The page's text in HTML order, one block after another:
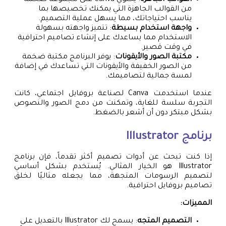
من القوالب الجاهزة التي يمكنك تخصيصها بما
يناسب احتياجاتك، مما يسهل عملية التصميم.
واجهة استخدام بسيطة: تتميز واجهته بسهولة
الاستخدام مما يساعدك على إنشاء تصاميم احترافية
في وقت قصير.
مكتبة الصور والأيقونات: يوفر البرنامج مكتبة ضخمة
من الصور الخفيفة والأيقونات التي تساعدك في إضافة
لمسة جمالية لتصاميمك.
عندما استخدمت Canva لصناعة بروفايل اجتماعي، كانت
التجربة سلسة للغاية، وتمكنت من دمج الصور والنصوص
بشكل مبتكر دون أن أشعر بالضغط.
برنامج Illustrator
إذا كنت تبحث عن أدوات تصميم أكثر تقدماً، فإن برنامج
Illustrator هو الخيار المثالي. يُستخدم بشكل أساسي
لتصميم الرسومات المتجهة، مما يجعله مثاليًا لخلق
تصاميم بروفايل احترافية.
المميزات:
التصميم المتجه
: يسمح لك Illustrator بالتعديل على